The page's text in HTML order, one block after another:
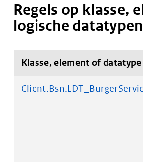
Regels op klasse,
logische datatypen
Klasse, element of datatype